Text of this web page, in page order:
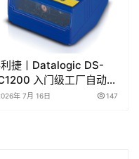
捷丨Datalogic DS-
入门级工厂自动化
线性CCD阅读器英文彩页
年 7月 16日 147